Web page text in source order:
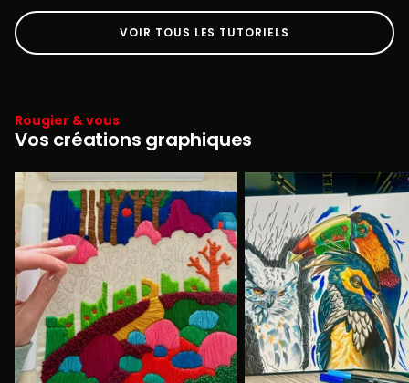
VOIR TOUS LES TUTORIELS
Rougier & vous
Vos créations graphiques